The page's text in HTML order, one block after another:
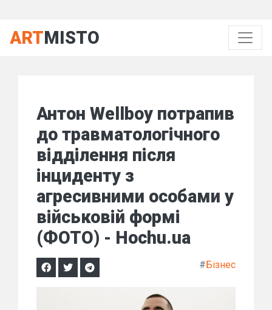
ARTMISTO
Антон Wellboy потрапив
до травматологічного
відділення після
інциденту з
агресивними особами у
військовій формі
(ФОТО) - Hochu.ua
#Бізнес